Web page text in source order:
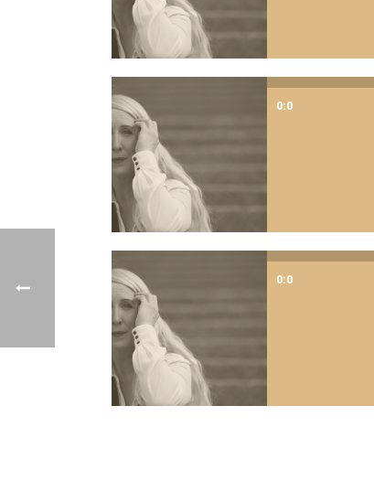
0:0
0:0